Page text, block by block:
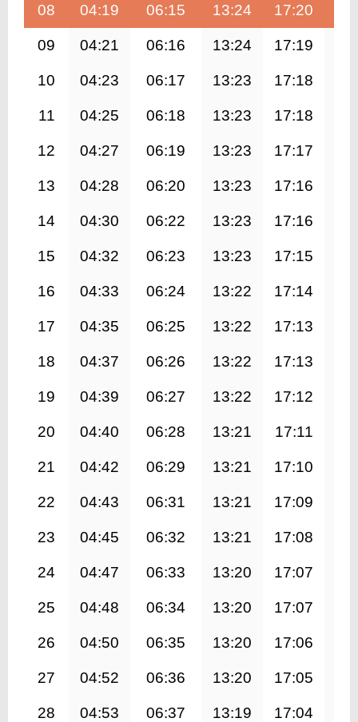
08 04:19 06:15 13:24 17:20
09 04:21 06:16 13:24 17:19
10 04:23 06:17 13:23 17:18
11 04:25 06:18 13:23 17:18
12 04:27 06:19 13:23 17:17
13 04:28 06:20 13:23 17:16
14 04:30 06:22 13:23 17:16
15 04:32 06:23 13:23 17:15
16 04:33 06:24 13:22 17:14
17 04:35 06:25 13:22 17:13
18 04:37 06:26 13:22 17:13
19 04:39 06:27 13:22 17:12
20 04:40 06:28 13:21 17:11
21 04:42 06:29 13:21 17:10
22 04:43 06:31 13:21 17:09
23 04:45 06:32 13:21 17:08
24 04:47 06:33 13:20 17:07
25 04:48 06:34 13:20 17:07
26 04:50 06:35 13:20 17:06
27 04:52 06:36 13:20 17:05
28 04:53 06:37 13:19 17:04